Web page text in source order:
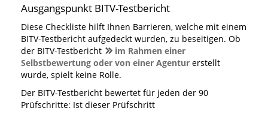
Ausgangspunkt BITV-Testbericht
Diese Checkliste hilft Ihnen Barrieren, welche mit einem
BITV-Testbericht aufgedeckt wurden, zu beseitigen. Ob
der BITV-Testbericht
im Rahmen einer
Selbstbewertung oder von einer Agentur erstellt
wurde, spielt keine Rolle.
Der BITV-Testbericht bewertet für jeden der 90
Prüfschritte: Ist dieser Prüfschritt